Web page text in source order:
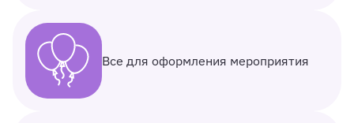
Все для оформления мероприятия